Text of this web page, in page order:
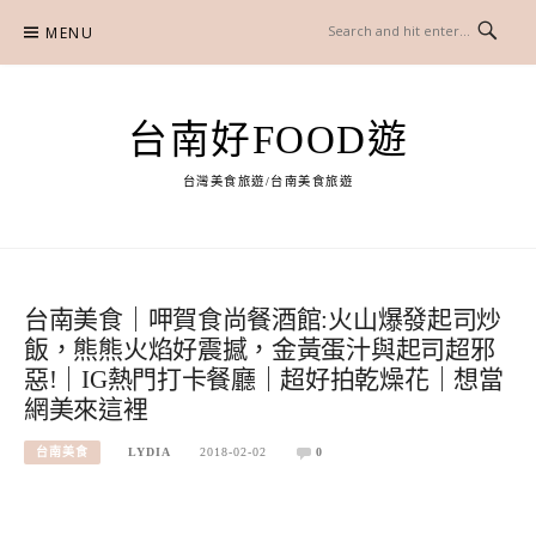
content
MENU
台南好FOOD遊
台灣美食旅遊/台南美食旅遊
台南美食｜呷賀食尚餐酒館:火山爆發起司炒
飯，熊熊火焰好震撼，金黃蛋汁與起司超邪
惡!｜IG熱門打卡餐廳｜超好拍乾燥花｜想當
網美來這裡
台南美食 LYDIA 2018-02-02 0